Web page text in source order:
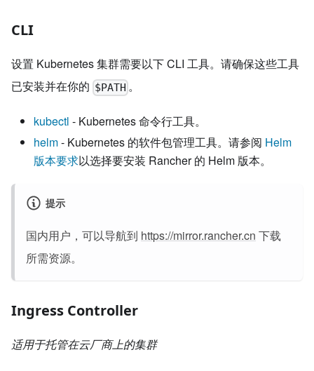
CLI
设置 Kubernetes 集群需要以下 CLI 工具。请确保这些工具
已安装并在你的 $PATH 。
kubectl - Kubernetes 命令行工具。
helm- Kubernetes 的软件包管理工具。请参阅 Helm
版本要求以选择要安装 Rancher 的 Helm 版本。
提示
国内用户，可以导航到 https://mirror.rancher.cn 下载
所需资源。
Ingress Controller
适用于托管在云厂商上的集群